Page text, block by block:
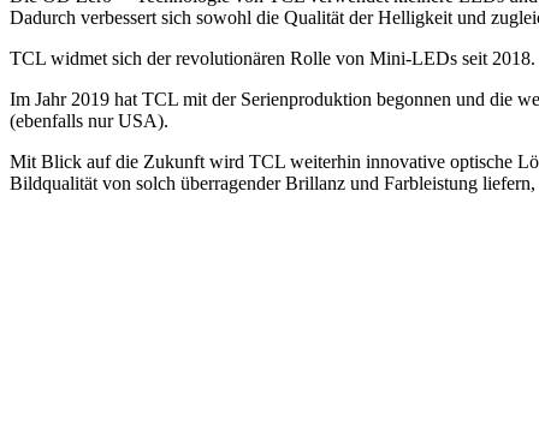
Dadurch verbessert sich sowohl die Qualität der Helligkeit und
TCL widmet sich der revolutionären Rolle von Mini-LEDs seit
Im Jahr 2019 hat TCL mit der Serienproduktion begonnen und die
(ebenfalls nur USA).
Mit Blick auf die Zukunft wird TCL weiterhin innovative optische
Bildqualität von solch überragender Brillanz und Farbleistung